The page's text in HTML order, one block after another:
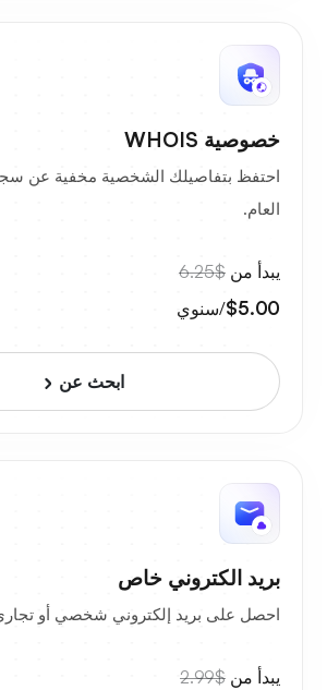
خصوصية WHOIS
احتفظ بتفاصيلك الشخصية مخفية عن
العام.
يبدأ من $6.25
$5.00/سنوي
ابحث عن
بريد الكتروني خاص
احصل على بريد إلكتروني شخصي أو
يبدأ من $2.99